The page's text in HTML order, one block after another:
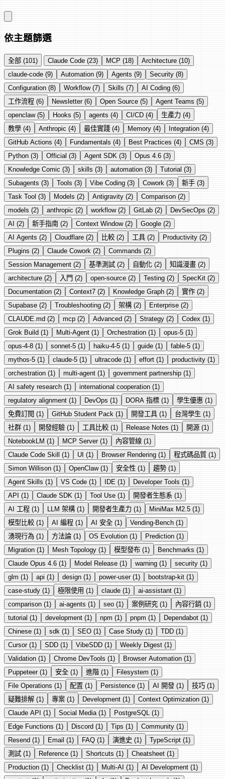
依主題篩選
全部 (101) Claude Code (23) MCP (18)
Architecture (10)
claude-code (9)
Automation (9) Agents (9)
Security (8)
Configuration (8)
Workflow (7) Skills (7)
AI Coding (6)
工作流程 (6)
Newsletter (6) Open Source (5)
Agent Teams (5)
openclaw (5)
Hooks (5) agents (4) CI/CD (4)
生產力 (4)
教學 (4)
Anthropic (4) 最佳實踐 (4) Memory (4)
Integration (4)
GitHub Actions (4)
Fundamentals (4) Best Practices (4)
CMS (3)
Python (3)
Official (3) Agent SDK (3)
Opus 4.6 (3)
Knowledge Comic (3)
skills (3) automation (3)
Tutorial (3)
Subagents (3)
Tools (3) Vibe Coding (3) Cowork (3)
新手 (3)
Task Tool (3)
Models (2) Antigravity (2)
Comparison (2)
models (2)
anthropic (2) workflow (2) GitLab (2)
DevSecOps (2)
AI (2)
新手指南 (2) Context Window (2)
Google (2)
AI Agents (2)
Cloudflare (2) 比較 (2) 工具 (2)
Productivity (2)
Plugins (2)
Claude Cowork (2)
Commands (2)
Session Management (2)
基準測試 (2) 自動化 (2)
知識漫畫 (2)
architecture (2)
入門 (2) open-source (2) Testing (2)
SpecKit (2)
Documentation (2)
Context7 (2) Knowledge Graph (2)
實作 (2)
Supabase (2)
Troubleshooting (2) 架構 (2)
Enterprise (2)
CLAUDE.md (2)
mcp (2) Advanced (2) Strategy (2)
Codex (1)
Grok Build (1)
Multi-Agent (1) Orchestration (1)
opus-5 (1)
opus-4-8 (1)
sonnet-5 (1) haiku-4-5 (1) guide (1)
fable-5 (1)
mythos-5 (1)
claude-5 (1) ultracode (1) effort (1)
productivity (1)
orchestration (1)
multi-agent (1)
government partnership (1)
AI safety research (1)
international cooperation (1)
regulatory alignment (1)
DevOps (1) DORA 指標 (1)
學生優惠 (1)
免費訂閱 (1)
GitHub Student Pack (1) 開發工具 (1)
台灣學生 (1)
社群 (1)
開發經驗 (1) 工具比較 (1) Release Notes (1)
開源 (1)
NotebookLM (1)
MCP Server (1)
內容管線 (1)
Claude Code Skill (1)
UI (1) Browser Rendering (1)
程式碼品質 (1)
Simon Willison (1)
OpenClaw (1) 安全性 (1)
趨勢 (1)
Agent Skills (1)
VS Code (1) IDE (1)
Developer Tools (1)
API (1)
Claude SDK (1) Tool Use (1)
開發者生態系 (1)
AI 工程 (1)
LLM 架構 (1) 開發者生產力 (1)
MiniMax M2.5 (1)
模型比較 (1)
AI 編程 (1) AI 安全 (1)
Vending-Bench (1)
湧現行為 (1)
方法論 (1) OS Evolution (1)
Prediction (1)
Migration (1)
Mesh Topology (1) 模型發布 (1)
Benchmarks (1)
Claude Opus 4.6 (1)
Model Release (1) warning (1)
security (1)
glm (1)
api (1) design (1) power-user (1)
bootstrap-kit (1)
case-study (1)
極限使用 (1) claude (1)
ai-assistant (1)
comparison (1)
ai-agents (1) seo (1) 案例研究 (1)
內容行銷 (1)
tutorial (1)
development (1) npm (1) pnpm (1)
Dependabot (1)
Chinese (1)
sdk (1) SEO (1) Case Study (1)
TDD (1)
Cursor (1)
SDD (1) VibeSDD (1)
Weekly Digest (1)
Validation (1)
Chrome DevTools (1)
Browser Automation (1)
Puppeteer (1)
安全 (1) 進階 (1)
Filesystem (1)
File Operations (1)
配置 (1) Persistence (1) AI 開發 (1)
技巧 (1)
疑難排解 (1)
專案 (1) Development (1)
Context Optimization (1)
Claude API (1)
Social Media (1)
PostgreSQL (1)
Edge Functions (1)
Discord (1) Tips (1)
Community (1)
Resend (1)
Email (1) FAQ (1) 演進史 (1)
TypeScript (1)
測試 (1)
Reference (1) Shortcuts (1)
Cheatsheet (1)
Production (1)
Checklist (1) Multi-AI (1)
AI Development (1)